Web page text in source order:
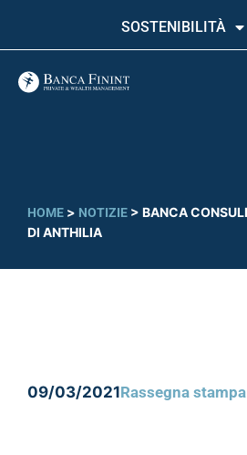
SOSTENIBILITÀ
NOTIZIE
HOME > NOTIZIE > BANCA
DI ANTHILIA
09/03/2021Rassegna stampa